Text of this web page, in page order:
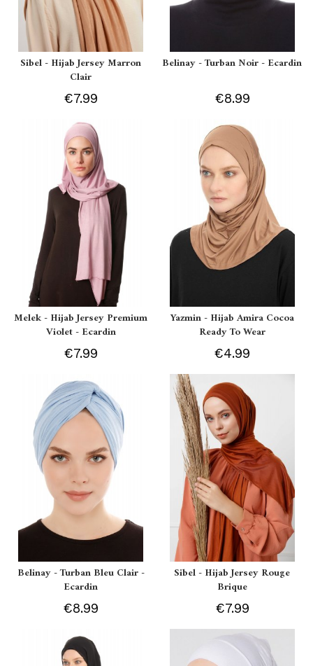
Sibel - Hijab Jersey Marron
Clair
€7.99
Belinay - Turban Noir - Ecardin
€8.99
Melek - Hijab Jersey Premium
Violet - Ecardin
€7.99
Yazmin - Hijab Amira Cocoa
Ready To Wear
€4.99
Belinay - Turban Bleu Clair -
Ecardin
€8.99
Sibel - Hijab Jersey Rouge
Brique
€7.99